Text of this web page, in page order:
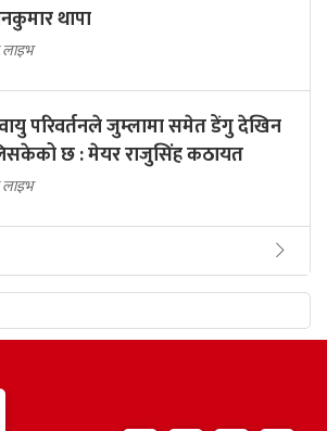
थापा
परिवर्तनले जुम्लामा समेत डेंगु देखिन
छ : मेयर राजुसिंह कठायत